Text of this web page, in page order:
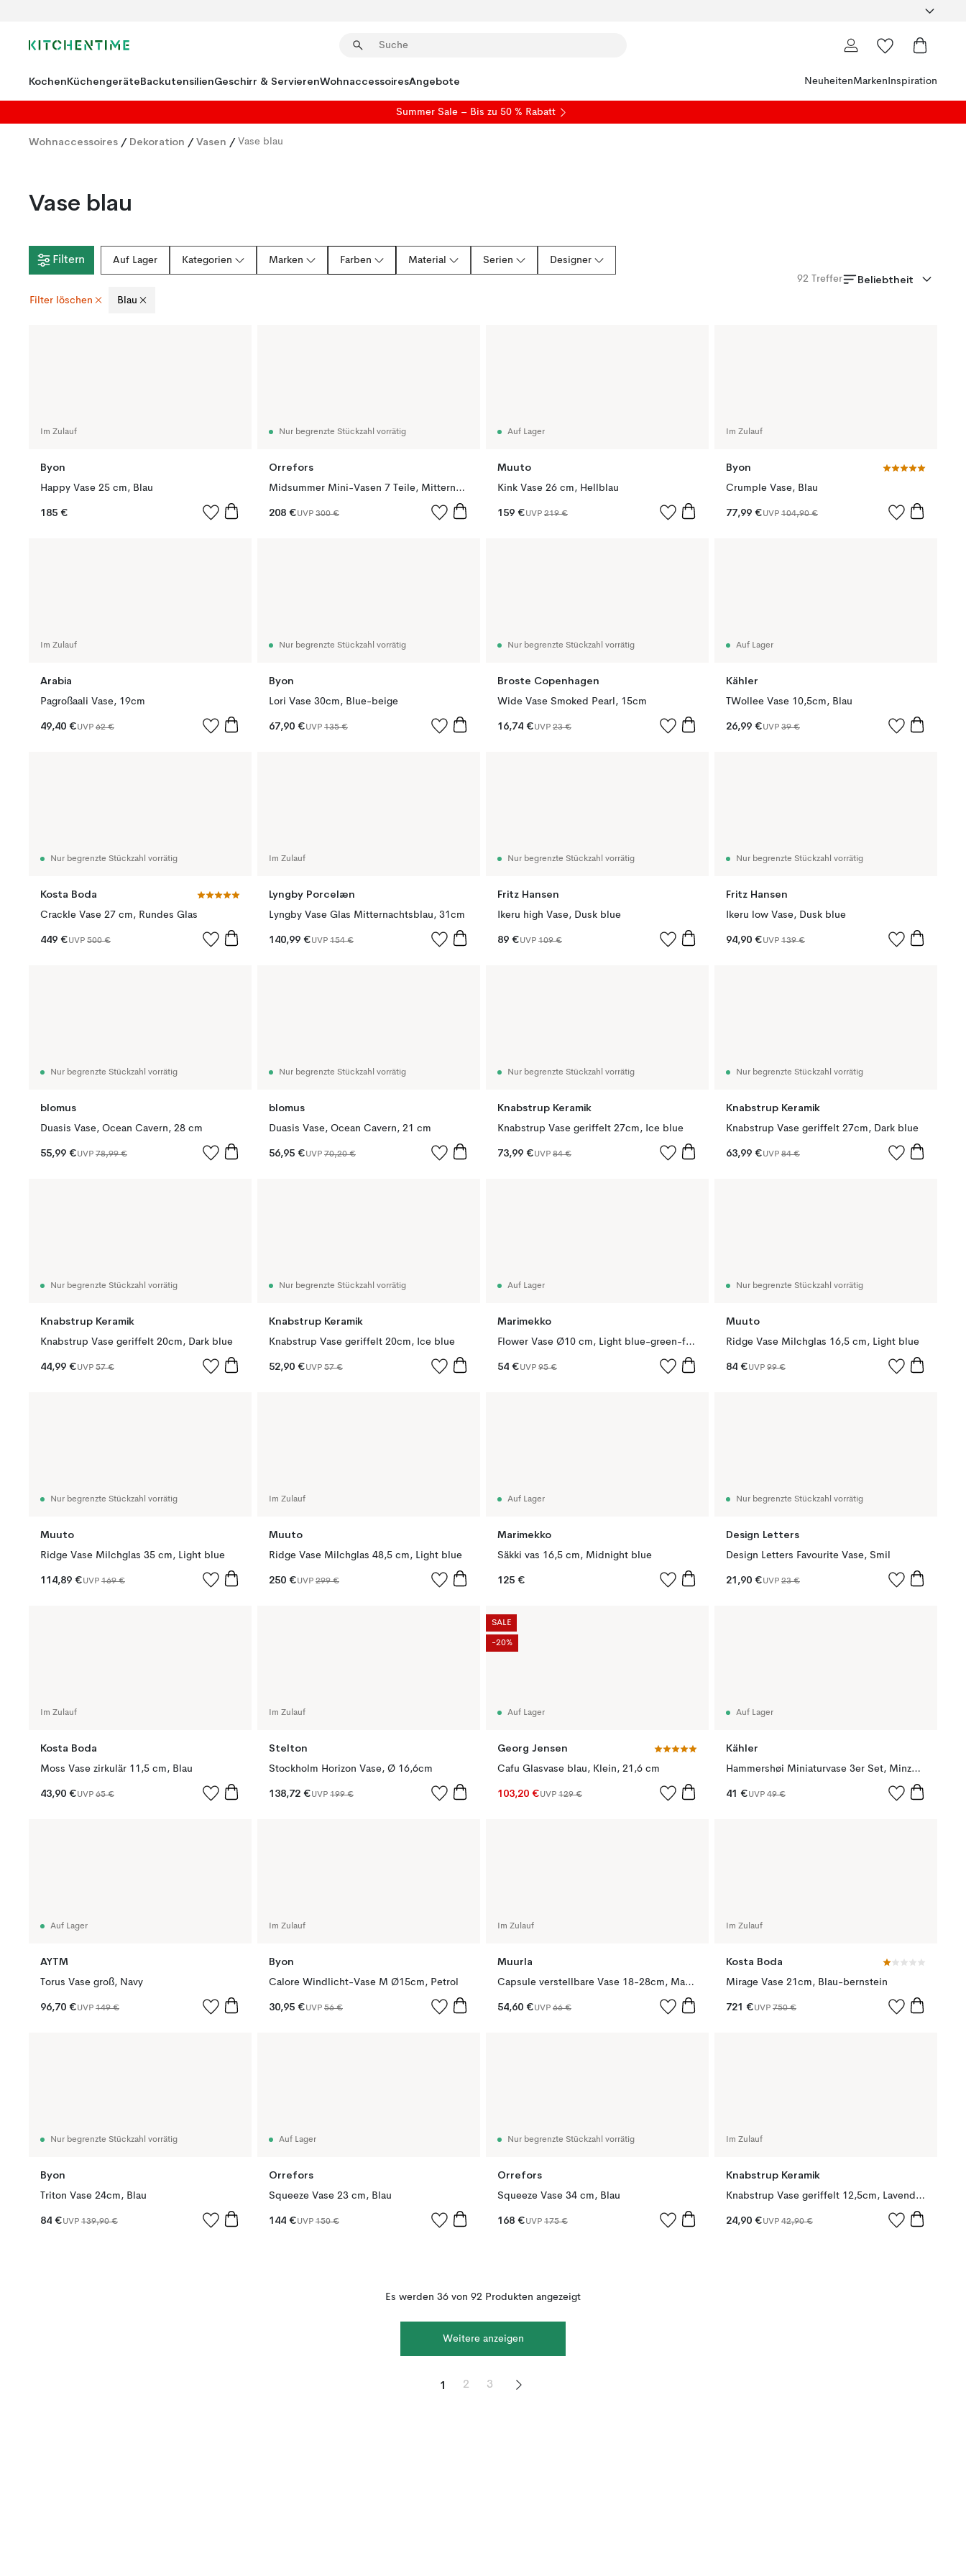
KochenKüchengeräteBackutensilienGeschirr & ServierenWohnaccessoiresAngebote NeuheitenMarken Inspiration
Summer Sale – Bis zu 50 % Rabatt
Wohnaccessoires / Dekoration / Vasen / Vase blau
Vase blau
Filtern Auf Lager Kategorien Marken Farben Material Serien Designer
Filter löschen Blau
92 Treffer Beliebtheit
Im Zulauf
Byon
Happy Vase 25 cm, Blau
185 €
Nur begrenzte Stückzahl vorrätig
Orrefors
Midsummer Mini-Vasen 7 Teile, Mitternachtsblau
208 €UVP 300 €
Auf Lager
Muuto
Kink Vase 26 cm, Hellblau
159 €UVP 219 €
Im Zulauf
Byon
Crumple Vase, Blau
77,99 €UVP 104,90 €
Im Zulauf
Arabia
Pagroßaali Vase, 19cm
49,40 €UVP 62 €
Nur begrenzte Stückzahl vorrätig
Byon
Lori Vase 30cm, Blue-beige
67,90 €UVP 135 €
Nur begrenzte Stückzahl vorrätig
Broste Copenhagen
Wide Vase Smoked Pearl, 15cm
16,74 €UVP 23 €
Auf Lager
Kähler
TWollee Vase 10,5cm, Blau
26,99 €UVP 39 €
Nur begrenzte Stückzahl vorrätig
Kosta Boda
Crackle Vase 27 cm, Rundes Glas
449 €UVP 500 €
Im Zulauf
Lyngby Porcelæn
Lyngby Vase Glas Mitternachtsblau, 31cm
140,99 €UVP 154 €
Nur begrenzte Stückzahl vorrätig
Fritz Hansen
Ikeru high Vase, Dusk blue
89 €UVP 109 €
Nur begrenzte Stückzahl vorrätig
Fritz Hansen
Ikeru low Vase, Dusk blue
94,90 €UVP 139 €
Nur begrenzte Stückzahl vorrätig
blomus
Duasis Vase, Ocean Cavern, 28 cm
55,99 €UVP 78,99 €
Nur begrenzte Stückzahl vorrätig
blomus
Duasis Vase, Ocean Cavern, 21 cm
56,95 €UVP 70,20 €
Nur begrenzte Stückzahl vorrätig
Knabstrup Keramik
Knabstrup Vase geriffelt 27cm, Ice blue
73,99 €UVP 84 €
Nur begrenzte Stückzahl vorrätig
Knabstrup Keramik
Knabstrup Vase geriffelt 27cm, Dark blue
63,99 €UVP 84 €
Nur begrenzte Stückzahl vorrätig
Knabstrup Keramik
Knabstrup Vase geriffelt 20cm, Dark blue
44,99 €UVP 57 €
Nur begrenzte Stückzahl vorrätig
Knabstrup Keramik
Knabstrup Vase geriffelt 20cm, Ice blue
52,90 €UVP 57 €
Auf Lager
Marimekko
Flower Vase Ø10 cm, Light blue-green-filigree
54 €UVP 95 €
Nur begrenzte Stückzahl vorrätig
Muuto
Ridge Vase Milchglas 16,5 cm, Light blue
84 €UVP 99 €
Nur begrenzte Stückzahl vorrätig
Muuto
Ridge Vase Milchglas 35 cm, Light blue
114,89 €UVP 169 €
Im Zulauf
Muuto
Ridge Vase Milchglas 48,5 cm, Light blue
250 €UVP 299 €
Auf Lager
Marimekko
Säkki vas 16,5 cm, Midnight blue
125 €
Nur begrenzte Stückzahl vorrätig
Design Letters
Design Letters Favourite Vase, Smil
21,90 €UVP 23 €
Im Zulauf
Kosta Boda
Moss Vase zirkulär 11,5 cm, Blau
43,90 €UVP 65 €
Im Zulauf
Stelton
Stockholm Horizon Vase, Ø 16,6cm
138,72 €UVP 199 €
Auf Lager
Georg Jensen
Cafu Glasvase blau, Klein, 21,6 cm
103,20 €UVP 129 €
SALE
-20%
Auf Lager
Kähler
Hammershøi Miniaturvase 3er Set, Minzgrün-blau-anthrazitgrau
41 €UVP 49 €
Auf Lager
AYTM
Torus Vase groß, Navy
96,70 €UVP 149 €
Im Zulauf
Byon
Calore Windlicht-Vase M Ø15cm, Petrol
30,95 €UVP 56 €
Im Zulauf
Muurla
Capsule verstellbare Vase 18-28cm, Marinblau-klar
54,60 €UVP 66 €
Im Zulauf
Kosta Boda
Mirage Vase 21cm, Blau-bernstein
721 €UVP 750 €
Nur begrenzte Stückzahl vorrätig
Byon
Triton Vase 24cm, Blau
84 €UVP 139,90 €
Auf Lager
Orrefors
Squeeze Vase 23 cm, Blau
144 €UVP 150 €
Nur begrenzte Stückzahl vorrätig
Orrefors
Squeeze Vase 34 cm, Blau
168 €UVP 175 €
Im Zulauf
Knabstrup Keramik
Knabstrup Vase geriffelt 12,5cm, Lavendelblau
24,90 €UVP 42,90 €
Es werden 36 von 92 Produkten angezeigt
Weitere anzeigen
1 2 3